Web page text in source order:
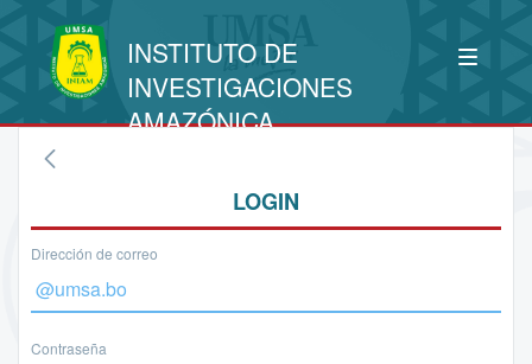
INSTITUTO DE
INVESTIGACIONES
AMAZÓNICA
LOGIN
Dirección de correo
Contraseña